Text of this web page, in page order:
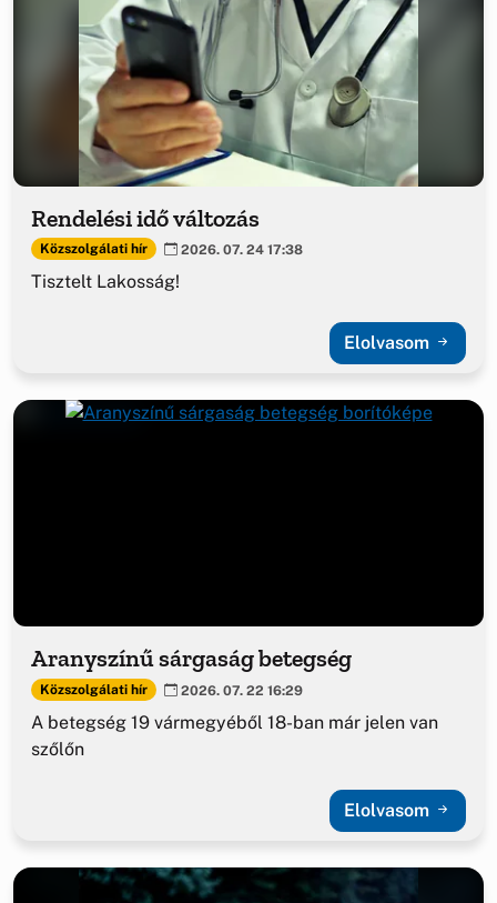
Rendelési idő változás
Közszolgálati hír 2026. 07. 24 17:38
Tisztelt Lakosság!
Elolvasom
Aranyszínű sárgaság betegség
Közszolgálati hír 2026. 07. 22 16:29
A betegség 19 vármegyéből 18-ban már jelen van
szőlőn
Elolvasom